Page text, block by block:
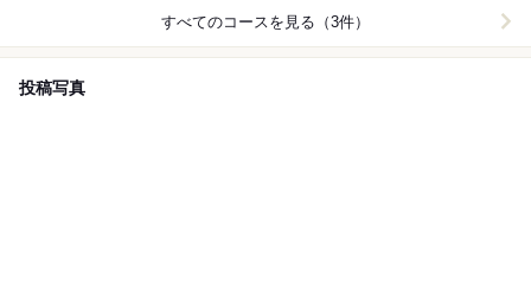
すべてのコースを見る（3件）
投稿写真